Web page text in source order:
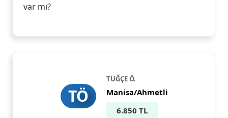
var mı?
TÖ
TUĞÇE Ö.
Manisa/Ahmetli
6.850 TL